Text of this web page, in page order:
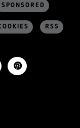
SPONSORED
RSS